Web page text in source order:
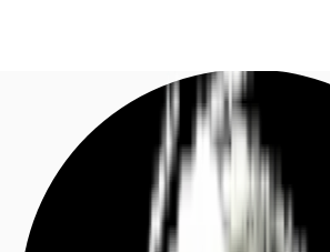
Investieren
Marktinformationen
Jetzt anrufen Kontaktieren Sie uns